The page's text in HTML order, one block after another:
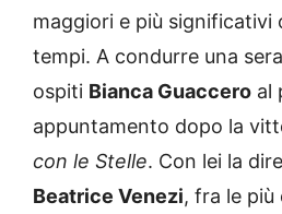
maggiori e più
tempi. A condurre una
ospiti Bianca Guaccero al
appuntamento dopo la
con le Stelle. Con lei la
Beatrice Venezi, fra le più